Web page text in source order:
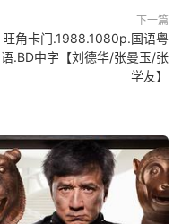
下一篇
旺角卡门.1988.1080p.国语粤
语.BD中字【刘德华/张曼玉/张
学友】